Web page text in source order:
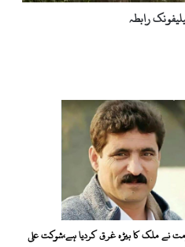
رابطہ
نے ملک کا بیڑہ غرق کردیا ہے،شوکت علی